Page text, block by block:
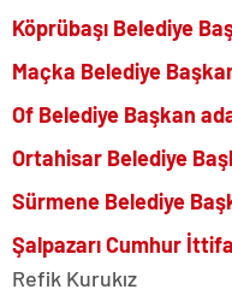
Köprübaşı Belediye
Maçka Belediye
Of Belediye Başkan
Ortahisar Belediye
Sürmene Belediye
Şalpazarı Cumhur
Refik Kurukız